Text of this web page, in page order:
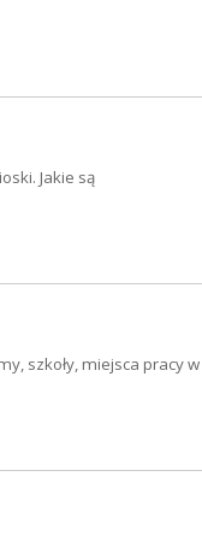
Jakie są
szkoły, miejsca pracy w